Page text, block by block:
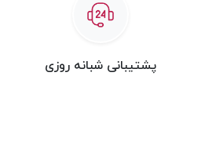
پشتیبانی شبانه روزی